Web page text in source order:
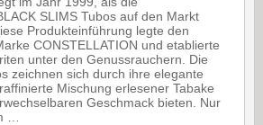
SLIMS Tubos auf den Markt
Produkteinführung legte den
CONSTELLATION und etablierte
unter den Genussrauchern. Die
zeichnen sich durch ihre elegante
Mischung erlesener Tabake
Geschmack bieten. Nur
…